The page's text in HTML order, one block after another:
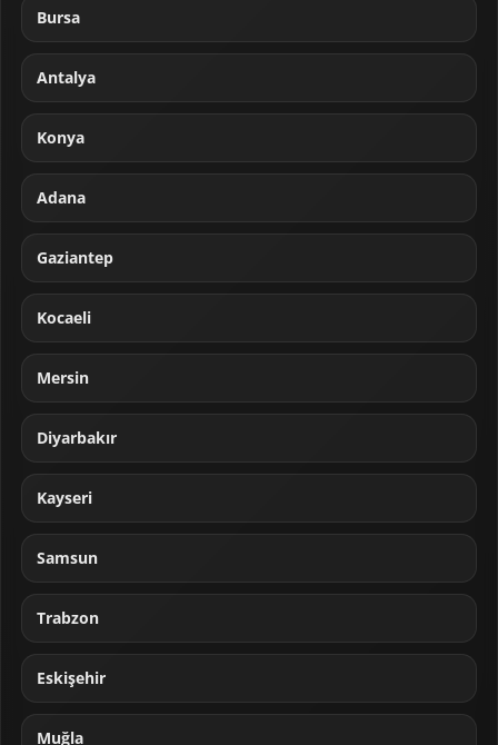
Bursa
Antalya
Konya
Adana
Gaziantep
Kocaeli
Mersin
Diyarbakır
Kayseri
Samsun
Trabzon
Eskişehir
Muğla